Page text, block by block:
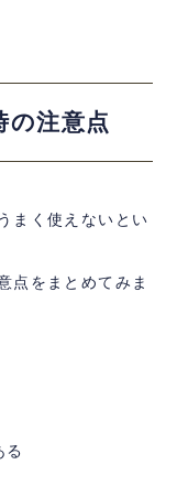
の注意点
まく使えないとい
点をまとめてみま
る